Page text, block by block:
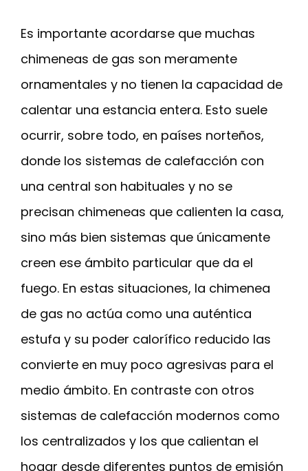
Es importante acordarse que muchas
chimeneas de gas son meramente
ornamentales y no tienen la capacidad de
calentar una estancia entera. Esto suele
ocurrir, sobre todo, en países norteños,
donde los sistemas de calefacción con
una central son habituales y no se
precisan chimeneas que calienten la casa,
sino más bien sistemas que únicamente
creen ese ámbito particular que da el
fuego. En estas situaciones, la chimenea
de gas no actúa como una auténtica
estufa y su poder calorífico reducido las
convierte en muy poco agresivas para el
medio ámbito. En contraste con otros
sistemas de calefacción modernos como
los centralizados y los que calientan el
hogar desde diferentes puntos de emisión